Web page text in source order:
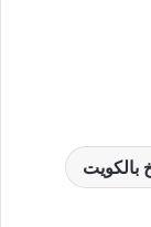
بالكويت